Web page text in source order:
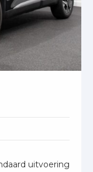
uitvoering